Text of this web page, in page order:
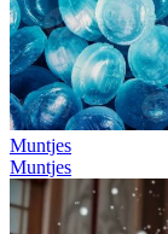
Muntjes
Muntjes